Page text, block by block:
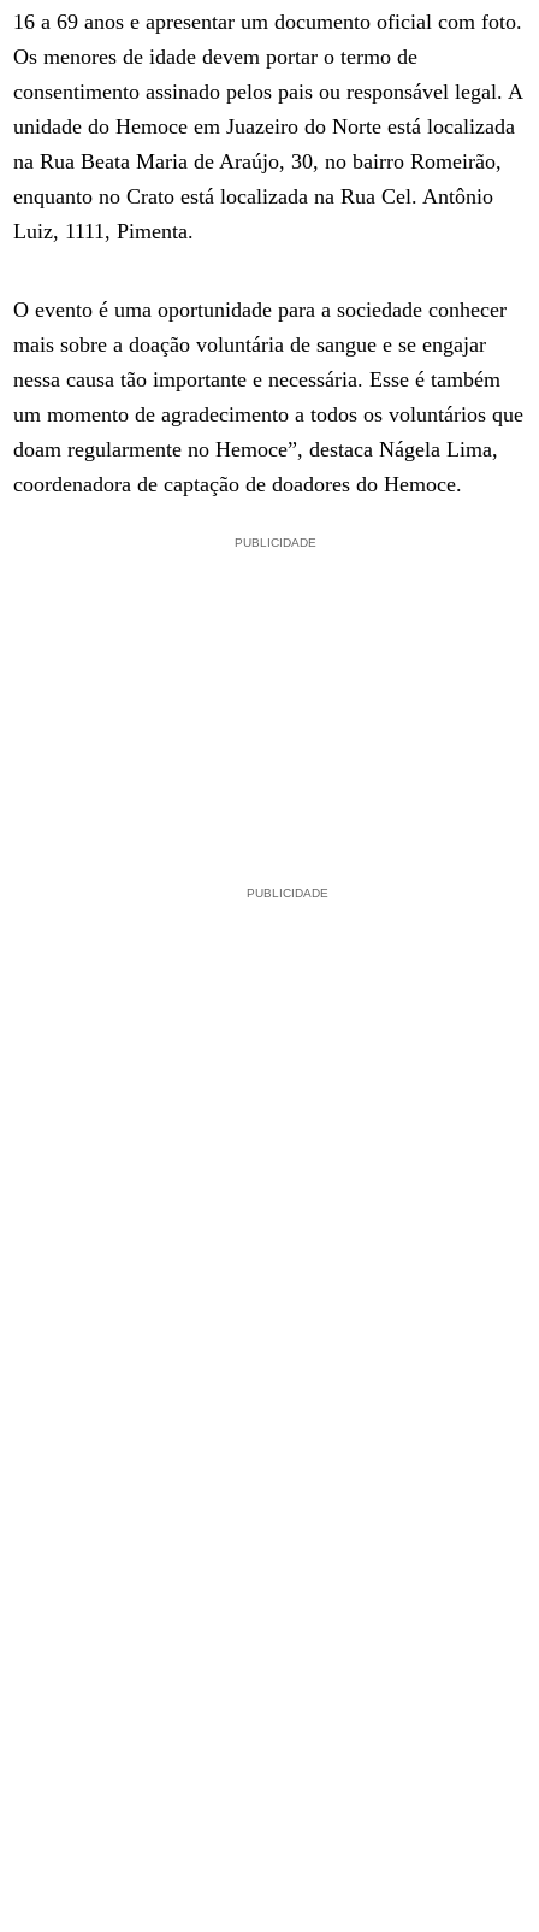
16 a 69 anos e apresentar um documento oficial com foto.
Os menores de idade devem portar o termo de
consentimento assinado pelos pais ou responsável legal. A
unidade do Hemoce em Juazeiro do Norte está localizada
na Rua Beata Maria de Araújo, 30, no bairro Romeirão,
enquanto no Crato está localizada na Rua Cel. Antônio
Luiz, 1111, Pimenta.
O evento é uma oportunidade para a sociedade conhecer
mais sobre a doação voluntária de sangue e se engajar
nessa causa tão importante e necessária. Esse é também
um momento de agradecimento a todos os voluntários que
doam regularmente no Hemoce”, destaca Nágela Lima,
coordenadora de captação de doadores do Hemoce.
PUBLICIDADE
PUBLICIDADE